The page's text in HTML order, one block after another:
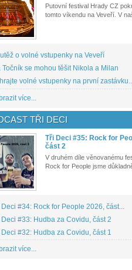
Putovní festival Hrady CZ
tomto víkendu na Veveří. V
o volné vstupenky na Veveří
Točník se mohou těšit Nikola a Milan
volné vstupenky na první
více...
TŘI DECI
Tři Deci #35: Rock for
část 2
V druhém díle věnovanému
Rock for People jsme
#34: Rock for People 2026, část...
Deci #33: Hudba za Covidu, část 2
Deci #32: Hudba za Covidu, část 1
více...